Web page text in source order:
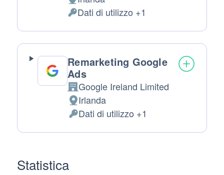
Luogo del trattamento:
Dati Personali trattati:
Dati di utilizzo +1
Remarketing Google
Ads
Azienda:
Google Ireland Limited
Luogo del trattamento:
Irlanda
Dati Personali trattati:
Dati di utilizzo +1
Statistica